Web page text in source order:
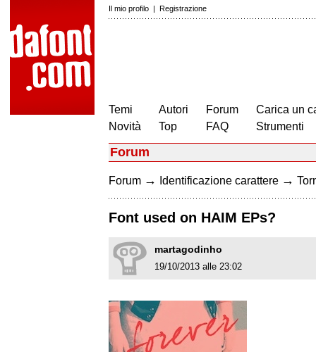
Il mio profilo | Registrazione
Temi
Novità
Autori
Top
Forum
FAQ
Carica un
Strumenti
Forum
Forum → Identificazione carattere →
Font used on HAIM EPs?
martagodinho
19/10/2013 alle 23:02